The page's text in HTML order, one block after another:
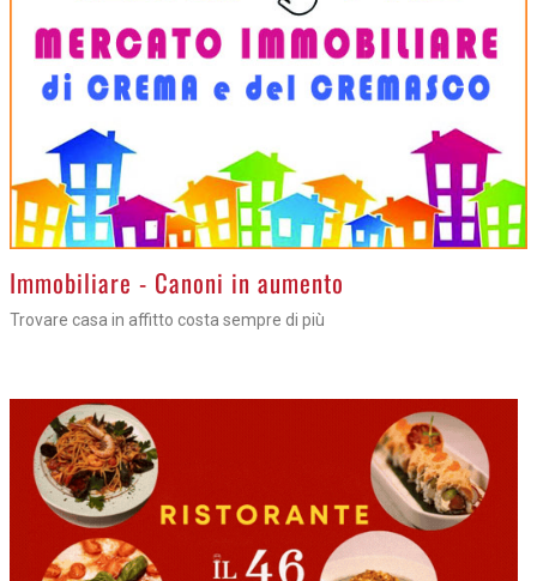
>Immobiliare - Canoni in aumento
Trovare casa in affitto costa sempre di più